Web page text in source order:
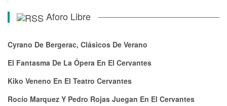
Aforo Libre
Cyrano De Bergerac, Clásicos De Verano
El Fantasma De La Ópera En El Cervantes
Kiko Veneno En El Teatro Cervantes
Rocío Marquez Y Pedro Rojas Juegan En El Cervantes